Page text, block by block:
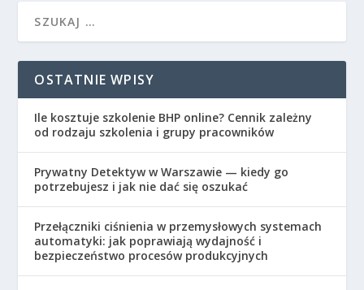
OSTATNIE WPISY
Ile kosztuje szkolenie BHP online? Cennik zależny
od rodzaju szkolenia i grupy pracowników
Prywatny Detektyw w Warszawie — kiedy go
potrzebujesz i jak nie dać się oszukać
Przełączniki ciśnienia w przemysłowych systemach
automatyki: jak poprawiają wydajność i
bezpieczeństwo procesów produkcyjnych